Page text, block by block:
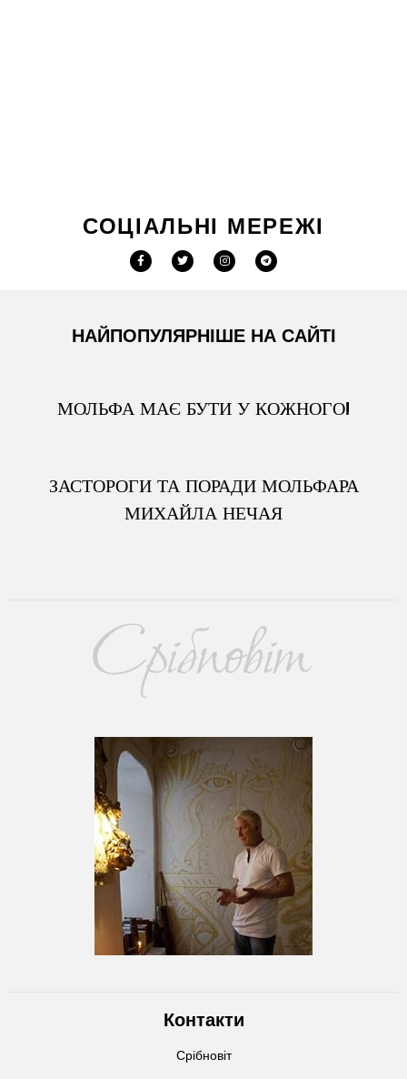
СОЦІАЛЬНІ МЕРЕЖІ
НАЙПОПУЛЯРНІШЕ НА САЙТІ
МОЛЬФА МАЄ БУТИ У КОЖНОГО!
ЗАСТОРОГИ ТА ПОРАДИ МОЛЬФАРА
МИХАЙЛА НЕЧАЯ
Контакти
Срібновіт